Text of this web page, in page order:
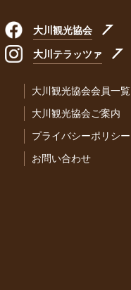
大川観光協会
大川テラッツァ
大川観光協会会員一覧
大川観光協会ご案内
プライバシーポリシー
お問い合わせ